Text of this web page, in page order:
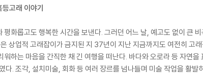
고래 이야기
화롭고도 행복한 시간을 보낸다. 그러던 어느 날, 예고도 없이 큰
상업적 고래잡이가 금지된 지 37년이 지난 지금까지도 여전히 고
하는 마음을 간직한 채 긴 여행을 떠난다. 바다와 오로라 등 자연
다. 조각, 설치미술, 회화 등 여러 장르를 넘나들며 미술 작업을 활발